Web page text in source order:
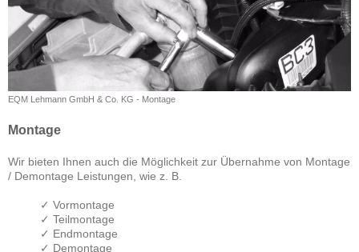
EQM Lehmann GmbH & Co. KG - Montage
Montage
Wir bieten Ihnen auch die Möglichkeit zur Übernahme von Montage
/ Demontage Leistungen, wie z. B.
✓ Vormontage
✓ Teilmontage
✓ Endmontage
✓ Demontage